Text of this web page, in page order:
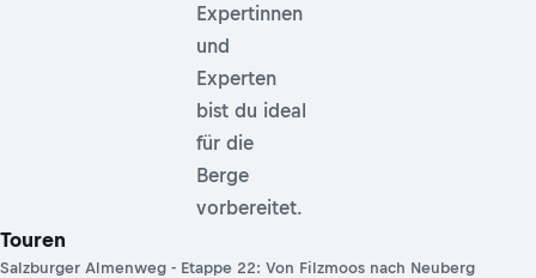
Expertinnen
und
Experten
bist du ideal
für die
Berge
vorbereitet.
Touren
Salzburger Almenweg - Etappe 22: Von Filzmoos nach Neuberg